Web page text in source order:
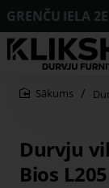
GRENČU IELA 2E
Durvju
Bios L205